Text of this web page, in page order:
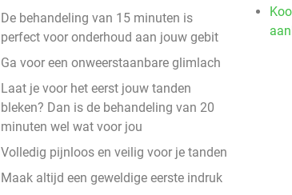
De behandeling van 15 minuten is
perfect voor onderhoud aan jouw gebit
Ga voor een onweerstaanbare glimlach
Laat je voor het eerst jouw tanden
bleken? Dan is de behandeling van 20
minuten wel wat voor jou
Volledig pijnloos en veilig voor je tanden
Maak altijd een geweldige eerste indruk